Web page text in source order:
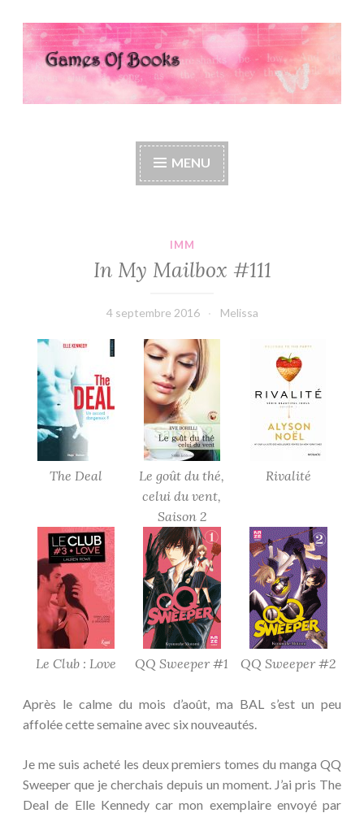
Accéder
au
contenu
Games Of Books
MENU
IMM
In My Mailbox #111
4 septembre 2016 Melissa
The Deal
Le goût du thé,
celui du vent,
Saison 2
Rivalité
Le Club : Love QQ Sweeper #1 QQ Sweeper #2
Après le calme du mois d’août, ma BAL s’est un peu
affolée cette semaine avec six nouveautés.
Je me suis acheté les deux premiers tomes du manga QQ
Sweeper que je cherchais depuis un moment. J’ai pris The
Deal de Elle Kennedy car mon exemplaire envoyé par